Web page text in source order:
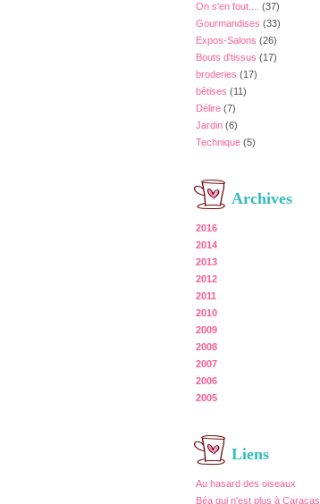
On s'en fout....
(37)
Gourmandises (33)
Expos-Salons (26)
Bouts d'tissus (17)
broderies (17)
bêtises (11)
Délire (7)
Jardin (6)
Technique (5)
Archives
2016
2014
2013
2012
2011
2010
2009
2008
2007
2006
2005
Liens
Au hasard des oiseaux
Béa qui n'est plus à Caracas